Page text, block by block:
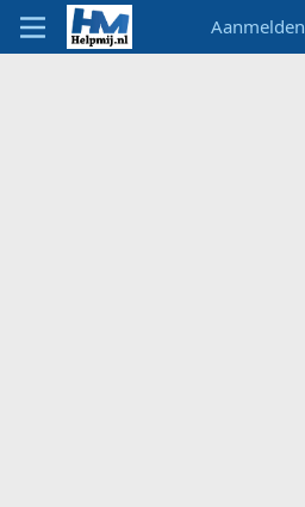
Aanmelden